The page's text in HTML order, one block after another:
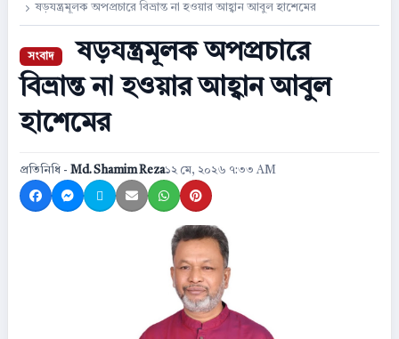
ষড়যন্ত্রমূলক অপপ্রচারে বিভ্রান্ত না হওয়ার আহ্বান আবুল হাশেমের
ষড়যন্ত্রমূলক অপপ্রচারে
বিভ্রান্ত না হওয়ার আহ্বান আবুল
হাশেমের
প্রতিনিধি - Md. Shamim Reza১২ মে, ২০২৬ ৭:৩৩ AM
Share on Facebook
Share on Messenger
Share on XShare by Email
Share on WhatsApp
Share on Pinterest